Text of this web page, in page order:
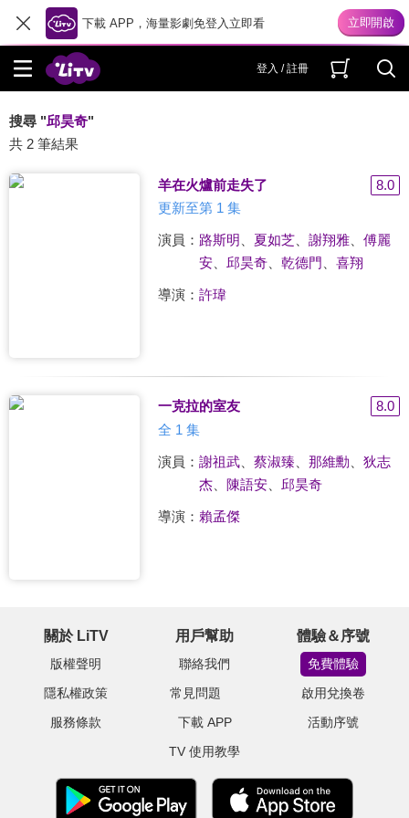
下載 APP，海量影劇免登入立即看
登入 / 註冊
搜尋 "邱昊奇"
共 2 筆結果
羊在火爐前走失了
8.0
更新至第 1 集
演員： 路斯明 夏如芝、 謝翔雅、 傅麗
安、 邱昊奇、 乾德門 喜翔
導演： 許瑋
一克拉的室友
8.0
全 1 集
演員： 謝祖武、 蔡淑臻 那維勳
狄志
杰、 陳語安、 邱昊奇
導演： 賴孟傑
關於 LiTV
版權聲明
隱私權政策
服務條款
用戶幫助
聯絡我們
常見問題
下載 APP
TV 使用教學
體驗＆序號
免費體驗
啟用兌換卷
活動序號